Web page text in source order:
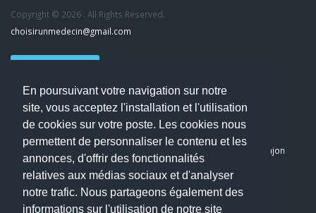
En poursuivant votre navigation sur notre
site, vous acceptez l'installation et l'utilisation
de cookies sur votre poste. Les cookies nous
permettent de personnaliser le contenu et les
annonces, d'offrir des fonctionnalités
relatives aux médias sociaux et d'analyser
notre trafic. Nous partageons également des
informations sur l'utilisation de notre site
Copyright © 2026 . All Rights Reserved.
choisirunmedecin@gmail.com
Nous contacter
Dernier avis : PASCAL DELCAMPE, Chirurgien maxillo-faciale à Arpajon
Mentions légales